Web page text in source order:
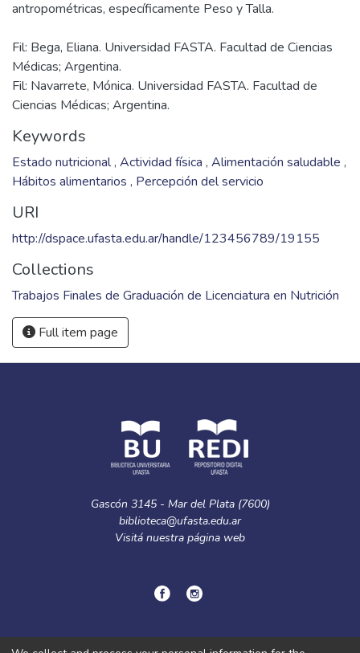
Fil: Bega, Eliana. Universidad FASTA. Facultad de Ciencias
Médicas; Argentina.
Fil: Navarrete, Mónica. Universidad FASTA. Facultad de
Ciencias Médicas; Argentina.
Keywords
Estado nutricional, Actividad física , Alimentación saludable ,
Hábitos alimentarios , Percepción del servicio
URI
http://dspace.ufasta.edu.ar/handle/123456789/19155
Collections
Trabajos Finales de Graduación de Licenciatura en Nutrición
Full item page
Gascón 3145 - Mar del Plata (7600)
biblioteca@ufasta.edu.ar
Visitá nuestra página web
© Copyright2024.Política de privacidad.